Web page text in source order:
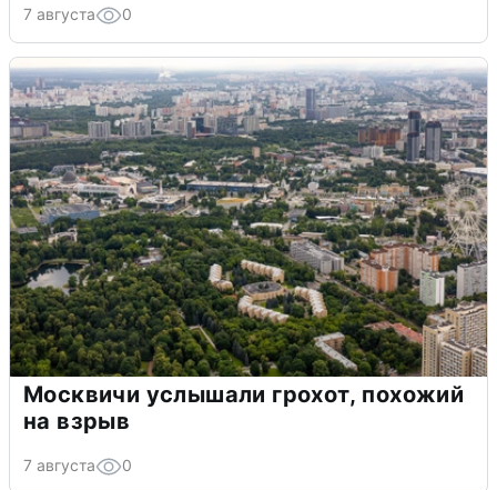
7 августа 0
Москвичи услышали грохот, похожий
на взрыв
7 августа 0